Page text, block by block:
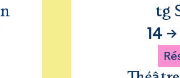
tg
14→